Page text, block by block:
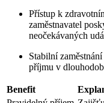
Přístup k
zaměstnavatel
neočekávaných
Stabilní
příjmu v
Benefit